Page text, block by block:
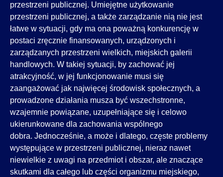
przestrzeni publicznej. Umiejętne użytkowanie
przestrzeni publicznej, a także zarządzanie nią nie jest
łatwe w sytuacji, gdy ma ona poważną konkurencję w
postaci zręcznie finansowanych, urządzonych i
zarządzanych przestrzeni wielkich, miejskich galerii
handlowych. W takiej sytuacji, by zachować jej
atrakcyjność, w jej funkcjonowanie musi się
zaangażować jak najwięcej środowisk społecznych, a
prowadzone działania musza być wszechstronne,
wzajemnie powiązane, uzupełniające się i celowo
ukierunkowane dla zachowania wspólnego
dobra. Jednocześnie, a może i dlatego, częste problemy
występujące w przestrzeni publicznej, nieraz nawet
niewielkie z uwagi na przedmiot i obszar, ale znaczące
skutkami dla całego lub części organizmu miejskiego,